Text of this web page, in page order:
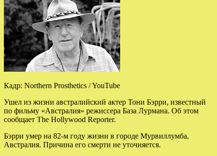
Кадр: Northern Prosthetics / YouTube
Ушел из жизни австралийский актер Тони Бэрри, известный
по фильму «Австралия» режиссера База Лурмана. Об этом
сообщает The Hollywood Reporter.
Бэрри умер на 82-м году жизни в городе Мурвиллумба,
Австралия. Причина его смерти не уточняется.